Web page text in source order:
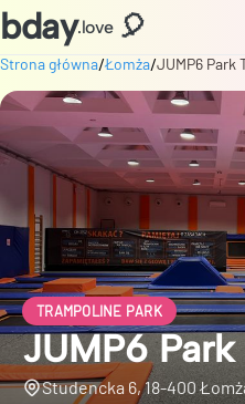
bday.love 🎈
Strona główna/Łomża/JUMP6 Park
TRAMPOLINE PARK
JUMP6
Studencka 6, 18-400